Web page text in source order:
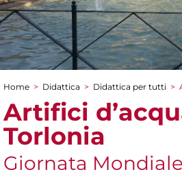
Tu sei qui
Home > Didattica > Didattica per tutti >
Artifici
Torlonia
Giornata